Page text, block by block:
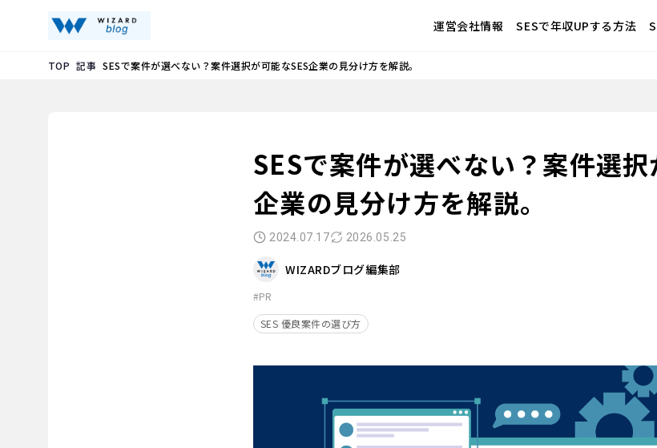
運営会社情報 SESで年収UPする方法
TOP 記事 SESで案件が選べない？案件選択が可能なSES企業の見分け方を解説。
SESで案件が選べない？案件選
企業の見分け方を解説。
2024.07.17 2026.05.25
WIZARDブログ編集部
#PR
SES 優良案件の選び方